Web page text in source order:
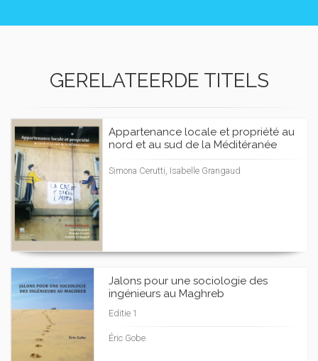
GERELATEERDE TITELS
Appartenance locale et propriété au
nord et au sud de la Méditéranée
Simona Cerutti, Isabelle Grangaud
Jalons pour une sociologie des
ingénieurs au Maghreb
Editie 1
Éric Gobe